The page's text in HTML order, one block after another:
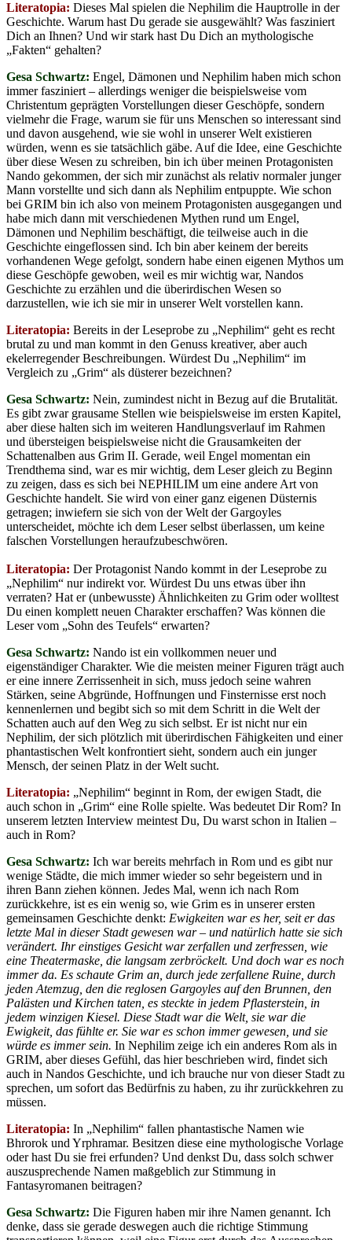
Literatopia: Dieses Mal spielen die Nephilim die Hauptrolle in der
Geschichte. Warum hast Du gerade sie ausgewählt? Was fasziniert
Dich an Ihnen? Und wir stark hast Du Dich an mythologische
„Fakten“ gehalten?
Gesa Schwartz: Engel, Dämonen und Nephilim haben mich schon
immer fasziniert – allerdings weniger die beispielsweise vom
Christentum geprägten Vorstellungen dieser Geschöpfe, sondern
vielmehr die Frage, warum sie für uns Menschen so interessant sind
und davon ausgehend, wie sie wohl in unserer Welt existieren
würden, wenn es sie tatsächlich gäbe. Auf die Idee, eine Geschichte
über diese Wesen zu schreiben, bin ich über meinen Protagonisten
Nando gekommen, der sich mir zunächst als relativ normaler junger
Mann vorstellte und sich dann als Nephilim entpuppte. Wie schon
bei GRIM bin ich also von meinem Protagonisten ausgegangen und
habe mich dann mit verschiedenen Mythen rund um Engel,
Dämonen und Nephilim beschäftigt, die teilweise auch in die
Geschichte eingeflossen sind. Ich bin aber keinem der bereits
vorhandenen Wege gefolgt, sondern habe einen eigenen Mythos um
diese Geschöpfe gewoben, weil es mir wichtig war, Nandos
Geschichte zu erzählen und die überirdischen Wesen so
darzustellen, wie ich sie mir in unserer Welt vorstellen kann.
Literatopia: Bereits in der Leseprobe zu „Nephilim“ geht es recht
brutal zu und man kommt in den Genuss kreativer, aber auch
ekelerregender Beschreibungen. Würdest Du „Nephilim“ im
Vergleich zu „Grim“ als düsterer bezeichnen?
Gesa Schwartz: Nein, zumindest nicht in Bezug auf die Brutalität.
Es gibt zwar grausame Stellen wie beispielsweise im ersten Kapitel,
aber diese halten sich im weiteren Handlungsverlauf im Rahmen
und übersteigen beispielsweise nicht die Grausamkeiten der
Schattenalben aus Grim II. Gerade, weil Engel momentan ein
Trendthema sind, war es mir wichtig, dem Leser gleich zu Beginn
zu zeigen, dass es sich bei NEPHILIM um eine andere Art von
Geschichte handelt. Sie wird von einer ganz eigenen Düsternis
getragen; inwiefern sie sich von der Welt der Gargoyles
unterscheidet, möchte ich dem Leser selbst überlassen, um keine
falschen Vorstellungen heraufzubeschwören.
Literatopia: Der Protagonist Nando kommt in der Leseprobe zu
„Nephilim“ nur indirekt vor. Würdest Du uns etwas über ihn
verraten? Hat er (unbewusste) Ähnlichkeiten zu Grim oder wolltest
Du einen komplett neuen Charakter erschaffen? Was können die
Leser vom „Sohn des Teufels“ erwarten?
Gesa Schwartz: Nando ist ein vollkommen neuer und
eigenständiger Charakter. Wie die meisten meiner Figuren trägt auch
er eine innere Zerrissenheit in sich, muss jedoch seine wahren
Stärken, seine Abgründe, Hoffnungen und Finsternisse erst noch
kennenlernen und begibt sich so mit dem Schritt in die Welt der
Schatten auch auf den Weg zu sich selbst. Er ist nicht nur ein
Nephilim, der sich plötzlich mit überirdischen Fähigkeiten und einer
phantastischen Welt konfrontiert sieht, sondern auch ein junger
Mensch, der seinen Platz in der Welt sucht.
Literatopia: „Nephilim“ beginnt in Rom, der ewigen Stadt, die
auch schon in „Grim“ eine Rolle spielte. Was bedeutet Dir Rom? In
unserem letzten Interview meintest Du, Du warst schon in Italien –
auch in Rom?
Gesa Schwartz: Ich war bereits mehrfach in Rom und es gibt nur
wenige Städte, die mich immer wieder so sehr begeistern und in
ihren Bann ziehen können. Jedes Mal, wenn ich nach Rom
zurückkehre, ist es ein wenig so, wie Grim es in unserer ersten
gemeinsamen Geschichte denkt: Ewigkeiten war es her, seit er das
letzte Mal in dieser Stadt gewesen war – und natürlich hatte sie sich
verändert. Ihr einstiges Gesicht war zerfallen und zerfressen, wie
eine Theatermaske, die langsam zerbröckelt. Und doch war es noch
immer da. Es schaute Grim an, durch jede zerfallene Ruine, durch
jeden Atemzug, den die reglosen Gargoyles auf den Brunnen, den
Palästen und Kirchen taten, es steckte in jedem Pflasterstein, in
jedem winzigen Kiesel. Diese Stadt war die Welt, sie war die
Ewigkeit, das fühlte er. Sie war es schon immer gewesen, und sie
würde es immer sein. In Nephilim zeige ich ein anderes Rom als in
GRIM, aber dieses Gefühl, das hier beschrieben wird, findet sich
auch in Nandos Geschichte, und ich brauche nur von dieser Stadt zu
sprechen, um sofort das Bedürfnis zu haben, zu ihr zurückkehren zu
müssen.
Literatopia: In „Nephilim“ fallen phantastische Namen wie
Bhrorok und Yrphramar. Besitzen diese eine mythologische Vorlage
oder hast Du sie frei erfunden? Und denkst Du, dass solch schwer
auszusprechende Namen maßgeblich zur Stimmung in
Fantasyromanen beitragen?
Gesa Schwartz: Die Figuren haben mir ihre Namen genannt. Ich
denke, dass sie gerade deswegen auch die richtige Stimmung